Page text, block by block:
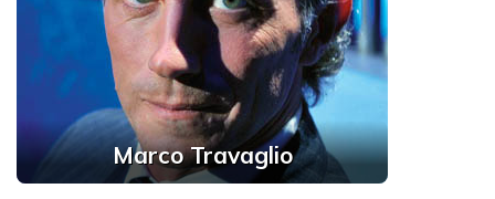
Marco Travaglio